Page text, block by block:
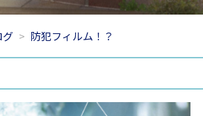
グ 防犯フィルム！？